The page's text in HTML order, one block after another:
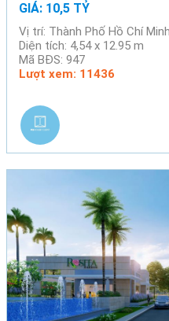
GIÁ: 10,5 TỶ
Vị trí: Thành Phố Hồ Chí
Diện tích: 4,54 x 12.95 m
Mã BĐS: 947
Lượt xem: 11436